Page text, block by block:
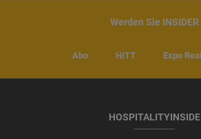
Werden Sie INSIDER
Abo HITT Expo Real
HOSPITALITYINSIDE